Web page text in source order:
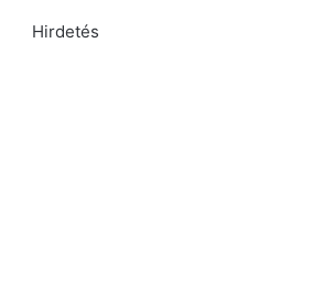
Hirdetés